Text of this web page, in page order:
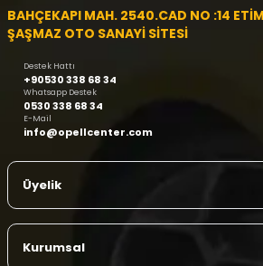
BAHÇEKAPI MAH. 2540.CAD NO :14
ŞAŞMAZ OTO SANAYİ SİTESİ
Destek Hattı
+90530 338 68 34
Whatsapp Destek
0530 338 68 34
E-Mail
info@opellcenter.com
Üyelik
Kurumsal